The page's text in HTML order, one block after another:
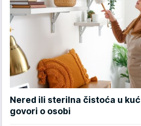
Nered ili sterilna čistoća u
govori o osobi